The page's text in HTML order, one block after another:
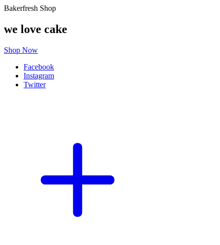
Bakerfresh Shop
we love cake
Shop Now
Facebook
Instagram
Twitter